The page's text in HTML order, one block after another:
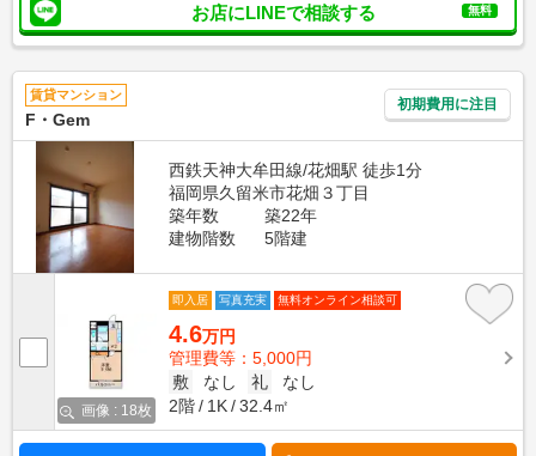
お店にLINEで相談する 無料
賃貸マンション
F・Gem
初期費用に注目
西鉄天神大牟田線/花畑駅 徒歩1分
福岡県久留米市花畑３丁目
築年数
築22年
建物階数
5階建
画像 : 18枚
即入居 写真充実 無料オンライン相談可
4.6万円
管理費等：5,000円
敷
なし 礼
なし
2階
1K 32.4㎡